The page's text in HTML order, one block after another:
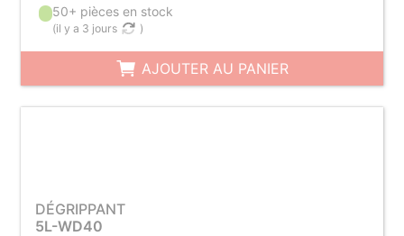
50+ pièces en stock
(il y a 3 jours )
AJOUTER AU PANIER
DÉGRIPPANT
5L-WD40